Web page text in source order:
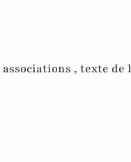
associations , texte de